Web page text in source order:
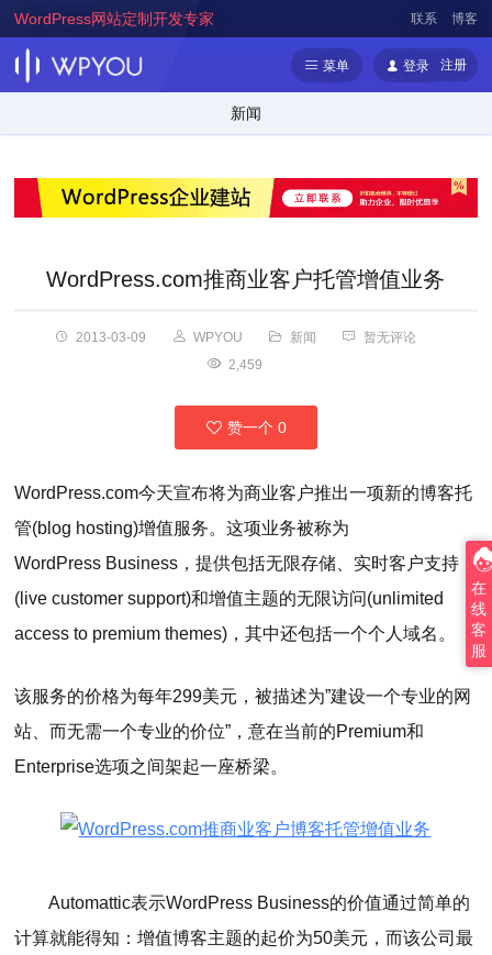
WordPress网站定制开发专家 联系 博客
菜单 登录 注册
新闻
WordPress.com推商业客户托管增值业务
2013-03-09 WPYOU 新闻
暂无评论
2,459
赞一个 0
WordPress.com今天宣布将为商业客户推出一项新的博客托
管(blog hosting)增值服务。这项业务被称为
WordPress Business，提供包括无限存储、实时客户支持
(live customer support)和增值主题的无限访问(unlimited
access to premium themes)，其中还包括一个个人域名。
该服务的价格为每年299美元，被描述为”建设一个专业的网
站、而无需一个专业的价位”，意在当前的Premium和
Enterprise选项之间架起一座桥梁。
Automattic表示WordPress Business的价值通过简单的
计算就能得知：增值博客主题的起价为50美元，而该公司最
在
线
客
服